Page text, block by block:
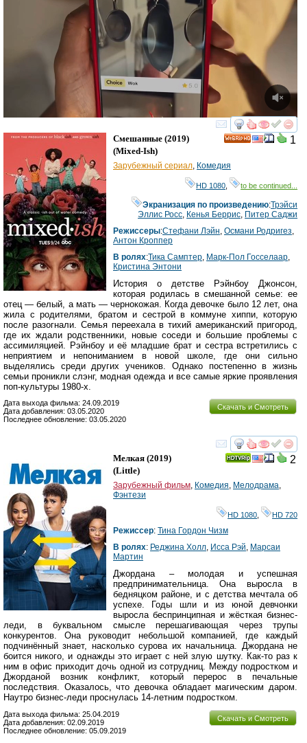
смотреть
1
Смешанные (2019)
(Mixed-Ish)
Зарубежный сериал Комедия
HD 1080 to be continued...
Экранизация по произведению:Трэйси
Эллис Росс Кенья Беррис Питер Саджи
Режиссеры:Стефани Лэйн Османи Родригез
Антон Кроппер
В ролях:Тика Самптер Марк-Пол Госселаар
Кристина Энтони
История о детстве Рэйнбоу Джонсон,
которая родилась в смешанной семье: ее
отец — белый, а мать — чернокожая. Когда девочке было 12 лет, она
жила с родителями, братом и сестрой в коммуне хиппи, которую
после разогнали. Семья переехала в тихий американский пригород,
где их ждали родственники, новые соседи и большие проблемы с
ассимиляцией. Рэйнбоу и её младшие брат и сестра встретились с
неприятием и непониманием в новой школе, где они сильно
выделялись среди других учеников. Однако постепенно в жизнь
семьи проникли слэнг, модная одежда и все самые яркие проявления
поп-культуры 1980-х.
Скачать и Смотреть
Дата выхода фильма: 24.09.2019
Дата добавления: 03.05.2020
Последнее обновление: 03.05.2020
смотреть
2
Мелкая (2019)
(Little)
Зарубежный фильм, Комедия, Мелодрама,
Фэнтези
HD 1080, HD 720
Режиссер: Тина Гордон Чизм
В ролях: Реджина Холл, Исса Рэй, Марсаи
Мартин
Джордана – молодая и успешная
предпринимательница. Она выросла в
бедняцком районе, и с детства мечтала об
успехе. Годы шли и из юной девчонки
выросла беспринципная и жёсткая бизнес-
леди, в буквальном смысле перешагивающая через трупы
конкурентов. Она руководит небольшой компанией, где каждый
подчинённый знает, насколько сурова их начальница. Джордана не
боится никого, и однажды это играет с ней злую шутку. Как-то раз к
ним в офис приходит дочь одной из сотрудниц. Между подростком и
Джорданой возник конфликт, который перерос в печальные
последствия. Оказалось, что девочка обладает магическим даром.
Наутро бизнес-леди проснулась 14-летним подростком.
Скачать и Смотреть
Дата выхода фильма: 25.04.2019
Дата добавления: 02.09.2019
Последнее обновление: 05.09.2019